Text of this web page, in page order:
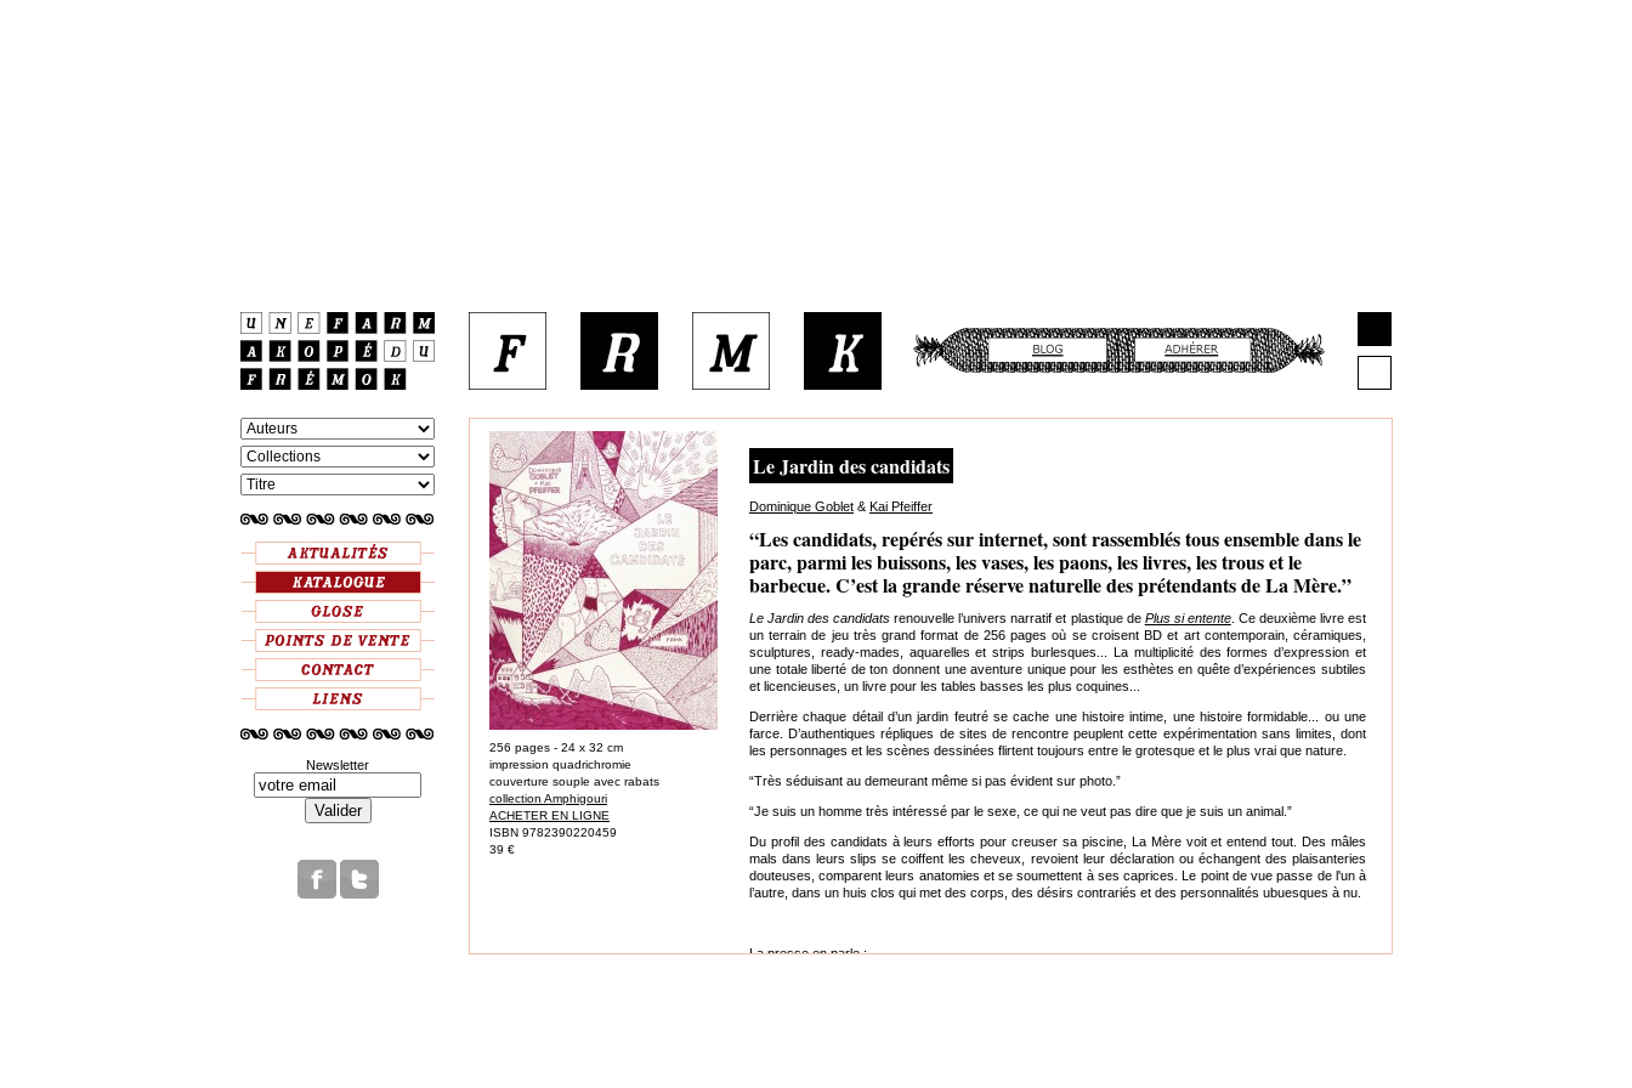
Newsletter
256 pages - 24 x 32 cm
impression quadrichromie
couverture souple avec rabats
collection Amphigouri
ACHETER EN LIGNE
ISBN 9782390220459
39 €
Le Jardin des candidats
Dominique Goblet & Kai Pfeiffer
“Les candidats, repérés sur internet, sont rassemblés tous ensemble dans le
parc, parmi les buissons, les vases, les paons, les livres, les trous et le
barbecue. C’est la grande réserve naturelle des prétendants de La Mère.”
Le Jardin des candidats renouvelle l’univers narratif et plastique de Plus si entente. Ce deuxième livre est
un terrain de jeu très grand format de 256 pages où se croisent BD et art contemporain, céramiques,
sculptures, ready-mades, aquarelles et strips burlesques... La multiplicité des formes d’expression et
une totale liberté de ton donnent une aventure unique pour les esthètes en quête d’expériences subtiles
et licencieuses, un livre pour les tables basses les plus coquines...
Derrière chaque détail d’un jardin feutré se cache une histoire intime, une histoire formidable... ou une
farce. D’authentiques répliques de sites de rencontre peuplent cette expérimentation sans limites, dont
les personnages et les scènes dessinées flirtent toujours entre le grotesque et le plus vrai que nature.
“Très séduisant au demeurant même si pas évident sur photo.”
“Je suis un homme très intéressé par le sexe, ce qui ne veut pas dire que je suis un animal.”
Du profil des candidats à leurs efforts pour creuser sa piscine, La Mère voit et entend tout. Des mâles
mals dans leurs slips se coiffent les cheveux, revoient leur déclaration ou échangent des plaisanteries
douteuses, comparent leurs anatomies et se soumettent à ses caprices. Le point de vue passe de l'un à
l’autre, dans un huis clos qui met des corps, des désirs contrariés et des personnalités ubuesques à nu.
La presse en parle :